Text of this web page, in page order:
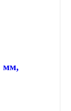
мм,